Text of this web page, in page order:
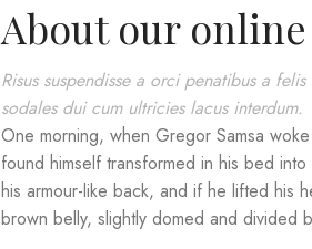
About our
Risus suspendisse a orci penatibus a
sodales dui cum ultricies lacus interdum.
One morning, when Gregor Samsa
found himself transformed in his bed
his armour-like back, and if he lifted his
brown belly, slightly domed and divided